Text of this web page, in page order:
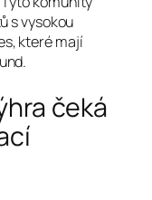
s vysokou
které mají
čeká